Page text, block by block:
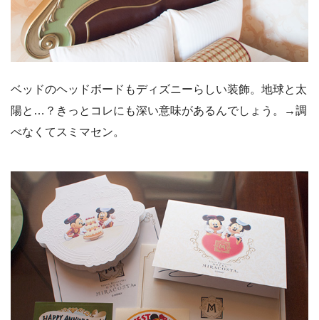
ベッドのヘッドボードもディズニーらしい装飾。地球と太
陽と…？きっとコレにも深い意味があるんでしょう。→調
べなくてスミマセン。